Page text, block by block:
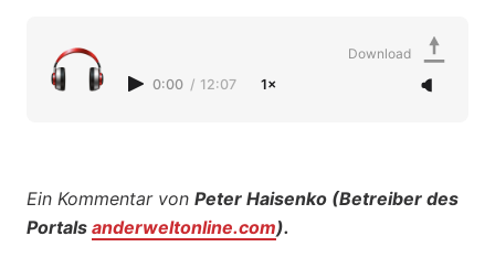
0:00 / 12:07 1×
Download
Ein Kommentar von Peter Haisenko (Betreiber des
Portals anderweltonline.com).